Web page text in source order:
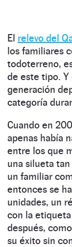
El relevo del
los familiares
todoterreno,
de este tipo. Y
generación
categoría
Cuando en
apenas había
entre los que
una silueta
un familiar
entonces se
unidades, un
con la
después,
su éxito sin